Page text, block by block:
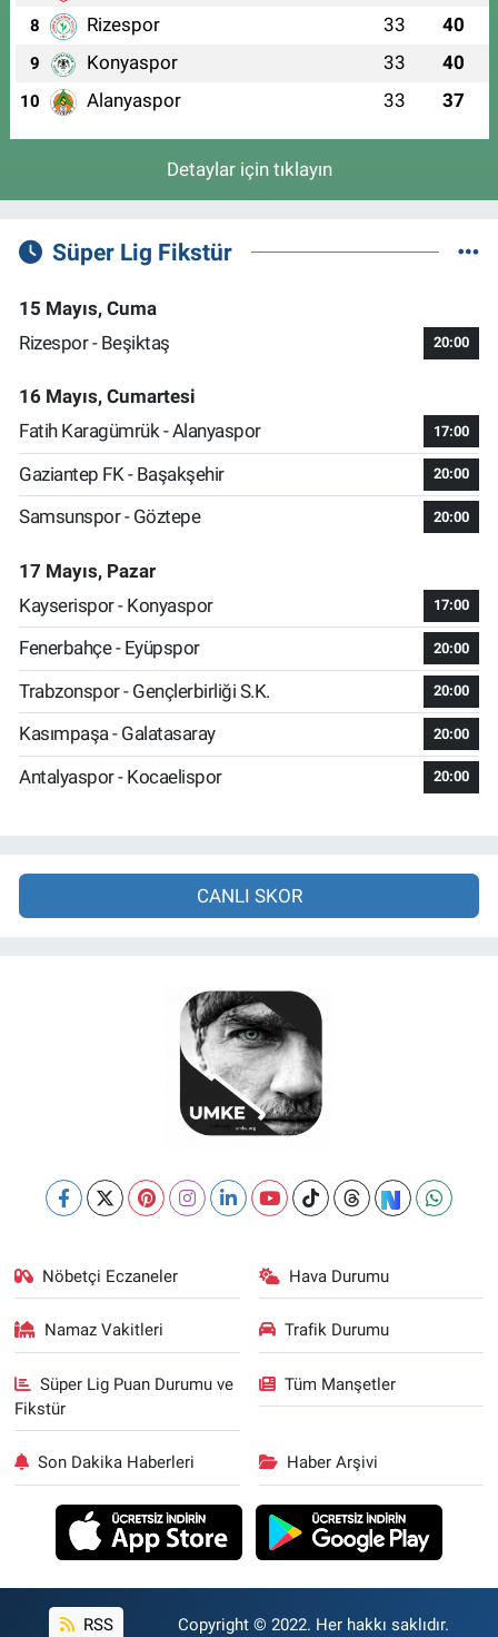
8 Rizespor 33 40
9 Konyaspor 33 40
10 Alanyaspor 33 37
Detaylar için tıklayın
Süper Lig Fikstür
15 Mayıs, Cuma
Rizespor - Beşiktaş
20:00
16 Mayıs, Cumartesi
Fatih Karagümrük - Alanyaspor
17:00
Gaziantep FK - Başakşehir 20:00
Samsunspor - Göztepe 20:00
17 Mayıs, Pazar
Kayserispor - Konyaspor
17:00
Fenerbahçe - Eyüpspor 20:00
Trabzonspor - Gençlerbirliği S.K. 20:00
Kasımpaşa - Galatasaray 20:00
Antalyaspor - Kocaelispor 20:00
CANLI SKOR
Nöbetçi Eczaneler Hava Durumu
Namaz Vakitleri Trafik Durumu
Süper Lig Puan Durumu ve
Fikstür
Tüm Manşetler
Son Dakika Haberleri Haber Arşivi
RSS Copyright © 2022. Her hakkı saklıdır.